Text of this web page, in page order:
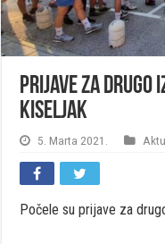
Prijave za drugo
Kiseljak
5. Marta 2021.
Počele su prijave za